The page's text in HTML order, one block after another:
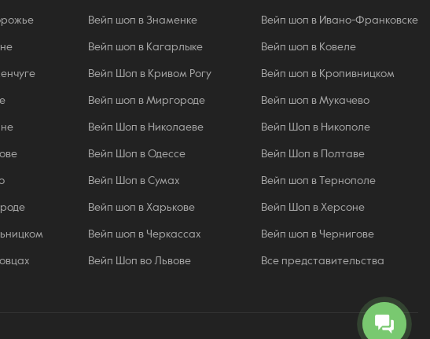
Вейп шоп в Знаменке Вейп шоп в Ивано-Франковске
Вейп шоп в Кагарлыке Вейп шоп в Ковеле
Вейп Шоп в Кривом Рогу Вейп шоп в Кропивницком
Вейп шоп в Миргороде Вейп шоп в Мукачево
Вейп Шоп в Николаеве Вейп Шоп в Никополе
Вейп Шоп в Одессе Вейп Шоп в Полтаве
Вейп Шоп в Сумах Вейп шоп в Тернополе
Вейп шоп в Харькове Вейп Шоп в Херсоне
Вейп шоп в Черкассах Вейп шоп в Чернигове
Вейп Шоп во Львове Все представительства